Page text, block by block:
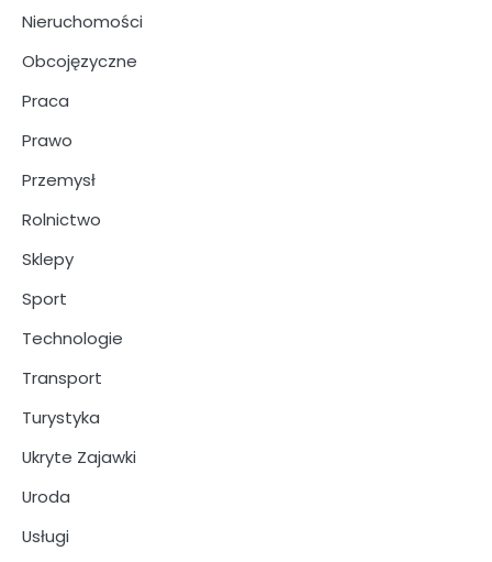
Nieruchomości
Obcojęzyczne
Praca
Prawo
Przemysł
Rolnictwo
Sklepy
Sport
Technologie
Transport
Turystyka
Ukryte Zajawki
Uroda
Usługi